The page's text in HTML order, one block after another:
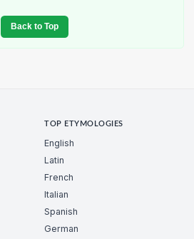
Back to Top
TOP ETYMOLOGIES
English
Latin
French
Italian
Spanish
German